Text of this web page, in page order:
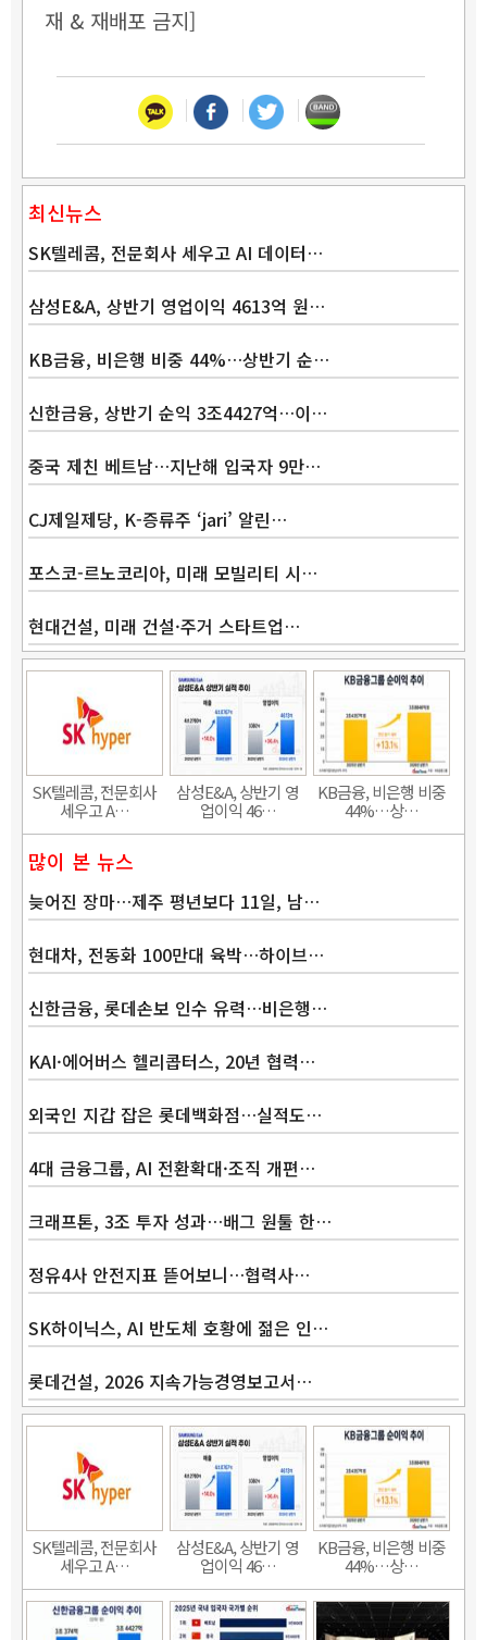
재 & 재배포 금지]
최신뉴스
SK텔레콤, 전문회사 세우고 AI 데이터…
삼성E&A, 상반기 영업이익 4613억 원…
KB금융, 비은행 비중 44%…상반기 순…
신한금융, 상반기 순익 3조4427억…이…
중국 제친 베트남…지난해 입국자 9만…
CJ제일제당, K-증류주 ‘jari’ 알린…
포스코-르노코리아, 미래 모빌리티 시…
현대건설, 미래 건설·주거 스타트업…
SK텔레콤, 전문회사
세우고 A…
삼성E&A, 상반기 영
업이익 46…
KB금융, 비은행 비중
44%…상…
많이 본 뉴스
늦어진 장마…제주 평년보다 11일, 남…
현대차, 전동화 100만대 육박…하이브…
신한금융, 롯데손보 인수 유력…비은행…
KAI·에어버스 헬리콥터스, 20년 협력…
외국인 지갑 잡은 롯데백화점…실적도…
4대 금융그룹, AI 전환확대·조직 개편…
크래프톤, 3조 투자 성과…배그 원툴 한…
정유4사 안전지표 뜯어보니…협력사…
SK하이닉스, AI 반도체 호황에 젊은 인…
롯데건설, 2026 지속가능경영보고서…
SK텔레콤, 전문회사
세우고 A…
삼성E&A, 상반기 영
업이익 46…
KB금융, 비은행 비중
44%…상…